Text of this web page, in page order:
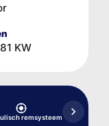
KW
remsysteem